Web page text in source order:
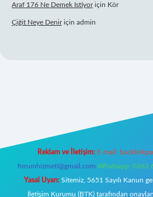
Araf 176 Ne Demek Istiyoriçin Kör
Çiğit Neye Deniriçin admin
Reklam ve İletişim: E-mail:
forumhizmeti@gmail.com Whatsapp: 0262
Yasal Uyarı: Sitemiz, 5651 Sayılı Kanun
İletişim Kurumu (BTK) tarafından